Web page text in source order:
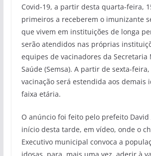
Covid-19, a partir desta quarta-feira,
primeiros a receberem o imunizante
que vivem em instituições de longa
serão atendidos nas próprias
equipes de vacinadores da Secretaria
Saúde (Semsa). A partir de sexta-feira,
vacinação será estendida aos demais
faixa etária.
O anúncio foi feito pelo prefeito
início desta tarde, em vídeo, onde o
Executivo municipal convoca a